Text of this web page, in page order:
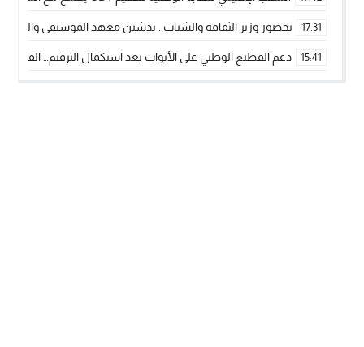
17:31 بحضور وزير الثقافة والشباب.. تدشين معهد الموسيقى والفنون
15:41 دعم القطيع الوطني على الأبواب بعد استكمال الترقيم…